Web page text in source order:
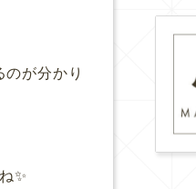
のが分かり
✨